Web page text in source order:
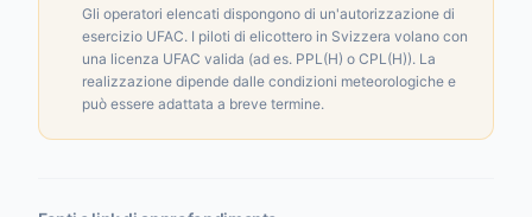
Gli operatori elencati dispongono di un'autorizzazione di
esercizio UFAC. I piloti di elicottero in Svizzera volano con
una licenza UFAC valida (ad es. PPL(H) o CPL(H)). La
realizzazione dipende dalle condizioni meteorologiche e
può essere adattata a breve termine.